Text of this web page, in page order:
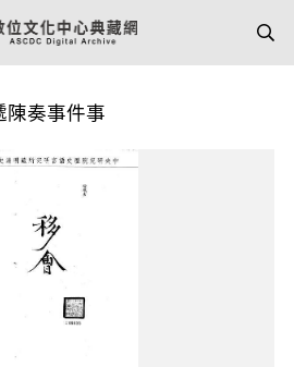
陳奏事件事